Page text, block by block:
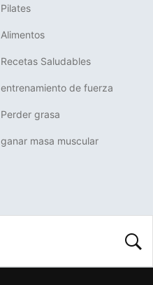
Pilates
Alimentos
Recetas Saludables
entrenamiento de fuerza
Perder grasa
ganar masa muscular